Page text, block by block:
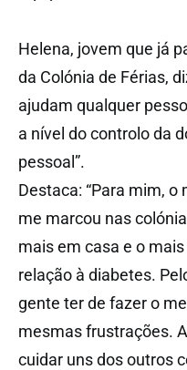
Helena, jovem que já
da Colónia de Férias,
ajudam qualquer
a nível do controlo da
pessoal”.
Destaca: “Para mim,
me marcou nas
mais em casa e o
relação à diabetes.
gente ter de fazer o
mesmas frustrações.
cuidar uns dos outros